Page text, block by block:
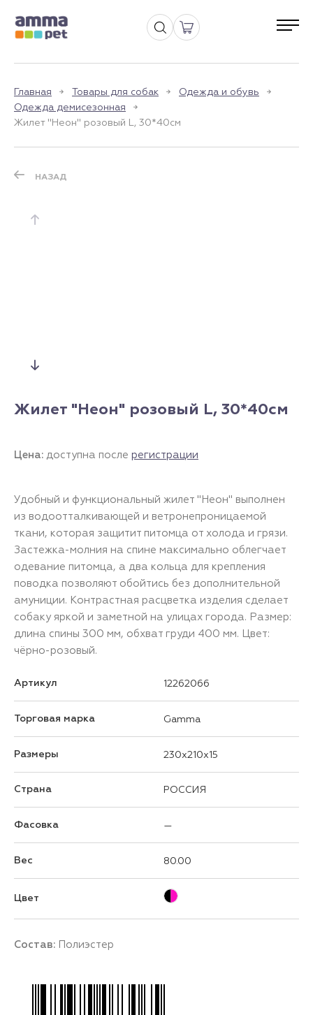
Главная Товары для собак
Одежда и обувь
Одежда демисезонная
Жилет "Неон" розовый L, 30*40см
НАЗАД
Жилет "Неон" розовый L, 30*40см
Цена: доступна после регистрации
Удобный и функциональный жилет "Неон" выполнен
из водоотталкивающей и ветронепроницаемой
ткани, которая защитит питомца от холода и грязи.
Застежка-молния на спине максимально облегчает
одевание питомца, а два кольца для крепления
поводка позволяют обойтись без дополнительной
амуниции. Контрастная расцветка изделия сделает
собаку яркой и заметной на улицах города. Размер:
длина спины 300 мм, обхват груди 400 мм. Цвет:
чёрно-розовый.
Артикул 12262066
Торговая марка Gamma
Размеры 230x210x15
Страна РОССИЯ
Фасовка —
Вес 80.00
Цвет
Состав: Полиэстер